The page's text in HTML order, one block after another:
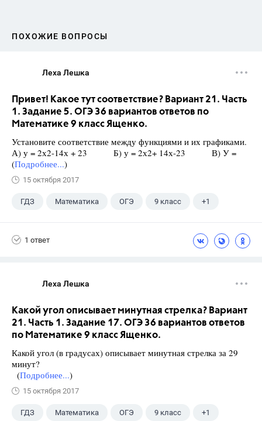
ПОХОЖИЕ ВОПРОСЫ
Леха Лешка
Привет! Какое тут соответствие? Вариант 21. Часть
1. Задание 5. ОГЭ 36 вариантов ответов по
Математике 9 класс Ященко.
Установите соответствие между функциями и их графиками.
А) у = 2х2-14х + 23 Б) у = 2х2+ 14х-23 В) У =
(Подробнее...)
15 октября 2017
ГДЗ Математика ОГЭ 9 класс +1
1 ответ
Леха Лешка
Какой угол описывает минутная стрелка? Вариант
21. Часть 1. Задание 17. ОГЭ 36 вариантов ответов
по Математике 9 класс Ященко.
Какой угол (в градусах) описывает минутная стрелка за 29
минут?
(Подробнее...)
15 октября 2017
ГДЗ Математика ОГЭ 9 класс +1